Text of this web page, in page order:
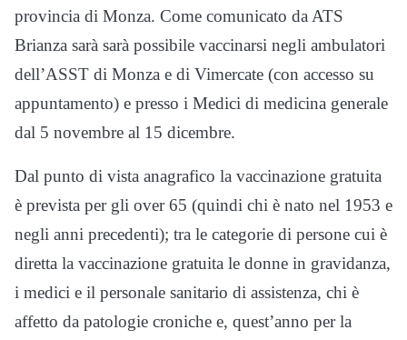
provincia di Monza. Come comunicato da ATS
Brianza sarà sarà possibile vaccinarsi negli ambulatori
dell’ASST di Monza e di Vimercate (con accesso su
appuntamento) e presso i Medici di medicina generale
dal 5 novembre al 15 dicembre.
Dal punto di vista anagrafico la vaccinazione gratuita
è prevista per gli over 65 (quindi chi è nato nel 1953 e
negli anni precedenti); tra le categorie di persone cui è
diretta la vaccinazione gratuita le donne in gravidanza,
i medici e il personale sanitario di assistenza, chi è
affetto da patologie croniche e, quest’anno per la